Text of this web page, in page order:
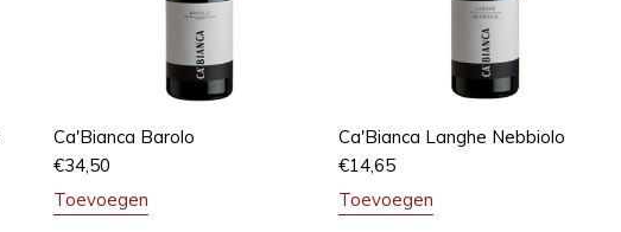
Ca'Bianca Barolo
€34,50
Toevoegen
Ca'Bianca Langhe Nebbiolo
€14,65
Toevoegen